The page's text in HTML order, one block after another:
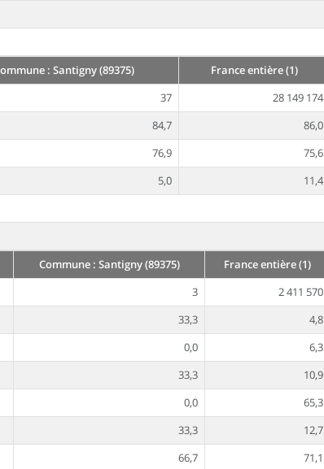
: Santigny (89375)
France entière (1)
37
28 149 174
84,7
86,0
76,9
75,6
5,0
11,4
Commune : Santigny (89375)
France entière (1)
3
2 411 570
33,3
4,8
0,0
6,3
33,3
10,9
0,0
65,3
33,3
12,7
66,7
71,1